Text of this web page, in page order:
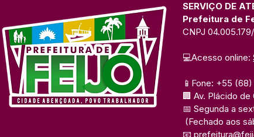
SERVIÇO DE
Prefeitura de
CNPJ
💻Acesso online:
📱Fone: +55
🏢 Av. Plácido
📅 Segunda a
(Fechado aos
📧